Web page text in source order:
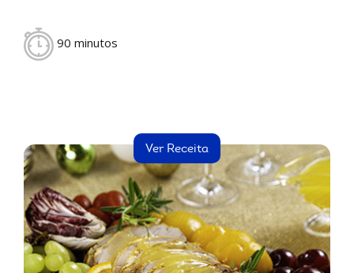
90 minutos
Ver Receita